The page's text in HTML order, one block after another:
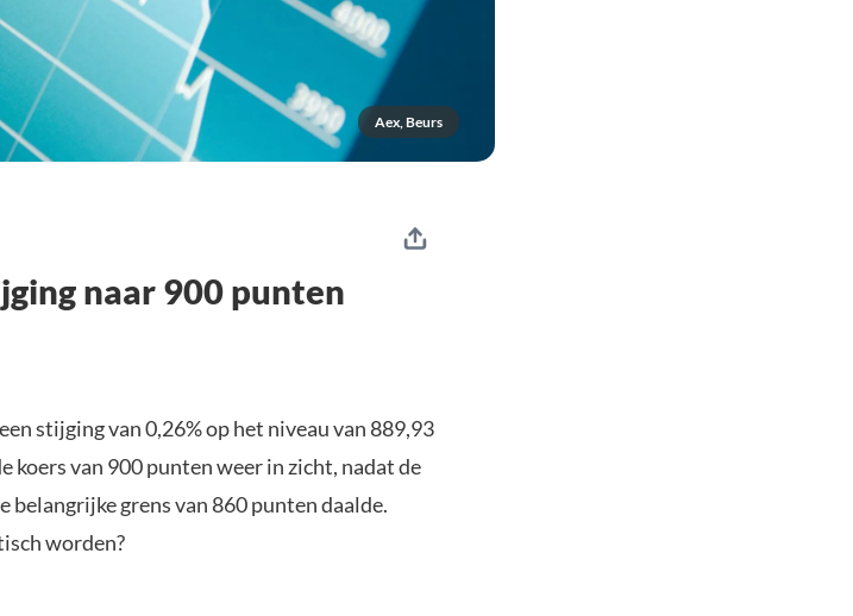
Aex, Beurs
naar 900 punten
stijging van 0,26% op het niveau van 889,93
koers van 900 punten weer in zicht, nadat de
belangrijke grens van 860 punten daalde.
worden?